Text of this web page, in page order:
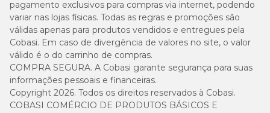
pagamento exclusivos para compras via internet, podendo
variar nas lojas físicas. Todas as regras e promoções são
válidas apenas para produtos vendidos e entregues pela
Cobasi. Em caso de divergência de valores no site, o valor
válido é o do carrinho de compras.
COMPRA SEGURA. A Cobasi garante segurança para suas
informações pessoais e financeiras.
Copyright 2026. Todos os direitos reservados à Cobasi.
COBASI COMÉRCIO DE PRODUTOS BÁSICOS E